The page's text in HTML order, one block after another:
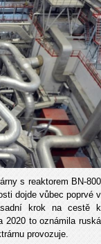
s reaktorem BN-800
dojde vůbec poprvé v
krok na cestě k
2020 to oznámila ruská
provozuje.